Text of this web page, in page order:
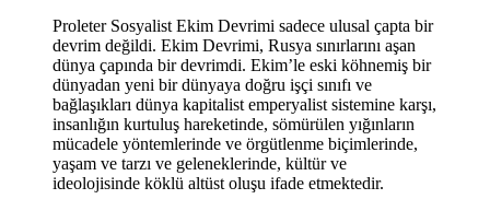
Proleter Sosyalist Ekim Devrimi sadece ulusal çapta bir
devrim değildi. Ekim Devrimi, Rusya sınırlarını aşan
dünya çapında bir devrimdi. Ekim’le eski köhnemiş bir
dünyadan yeni bir dünyaya doğru işçi sınıfı ve
bağlaşıkları dünya kapitalist emperyalist sistemine karşı,
insanlığın kurtuluş hareketinde, sömürülen yığınların
mücadele yöntemlerinde ve örgütlenme biçimlerinde,
yaşam ve tarzı ve geleneklerinde, kültür ve
ideolojisinde köklü altüst oluşu ifade etmektedir.